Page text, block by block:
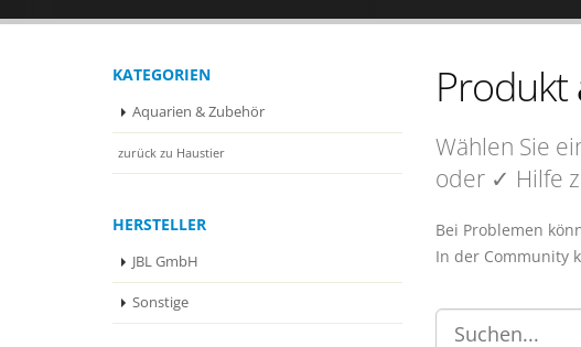
KATEGORIEN
Aquarien & Zubehör
zurück zu Haustier
HERSTELLER
JBL GmbH
Sonstige
Produkt
Wählen Sie
oder ✓ Hilfe
Bei Problemen
In der Community